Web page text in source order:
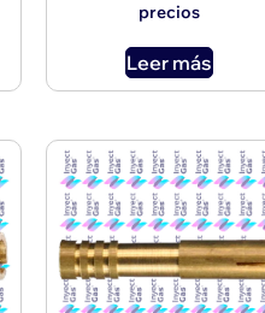
precios
Leer más